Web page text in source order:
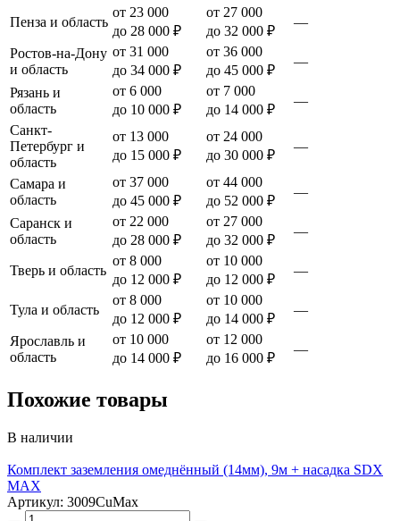
Пенза и область
от 23 000
до 28 000 ₽
от 27 000
до 32 000 ₽
—
Ростов-на-Дону
и область
от 31 000
до 34 000 ₽
от 36 000
до 45 000 ₽
—
Рязань и
область
от 6 000
до 10 000 ₽
от 7 000
до 14 000 ₽
—
Санкт-
Петербург и
область
от 13 000
до 15 000 ₽
от 24 000
до 30 000 ₽
—
Самара и
область
от 37 000
до 45 000 ₽
от 44 000
до 52 000 ₽
—
Саранск и
область
от 22 000
до 28 000 ₽
от 27 000
до 32 000 ₽
—
Тверь и область
от 8 000
до 12 000 ₽
от 10 000
до 12 000 ₽
—
Тула и область
от 8 000
до 12 000 ₽
от 10 000
до 14 000 ₽
—
Ярославль и
область
от 10 000
до 14 000 ₽
от 12 000
до 16 000 ₽
—
Похожие товары
В наличии
Комплект заземления омеднённый (14мм), 9м + насадка SDX
MAX
Артикул: 3009CuMax